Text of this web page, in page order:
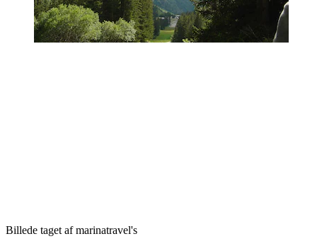
Billede taget af marinatravel's